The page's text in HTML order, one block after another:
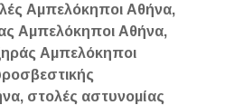
Αμπελόκηποι Αθήνα,
Αμπελόκηποι Αθήνα,
Αμπελόκηποι
στολές αστυνομίας